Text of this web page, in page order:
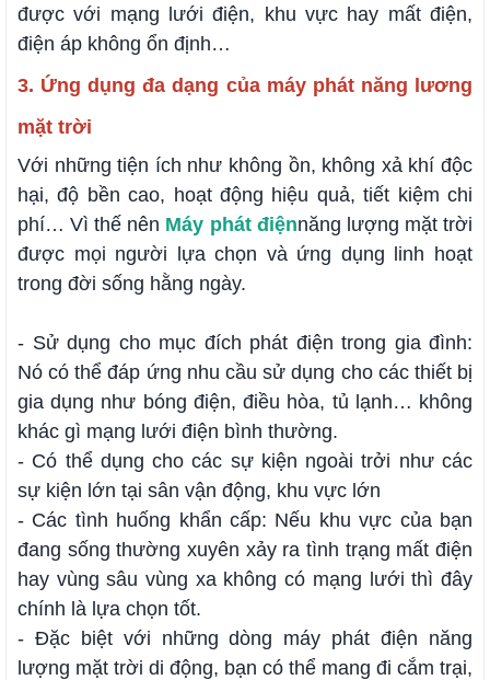
được với mạng lưới điện, khu vực hay mất điện,
điện áp không ổn định…
3. Ứng dụng đa dạng của máy phát năng lương
mặt trời
Với những tiện ích như không ồn, không xả khí độc
hại, độ bền cao, hoạt động hiệu quả, tiết kiệm chi
phí… Vì thế nên Máy phát điệnnăng lượng mặt trời
được mọi người lựa chọn và ứng dụng linh hoạt
trong đời sống hằng ngày.
- Sử dụng cho mục đích phát điện trong gia đình:
Nó có thể đáp ứng nhu cầu sử dụng cho các thiết bị
gia dụng như bóng điện, điều hòa, tủ lạnh… không
khác gì mạng lưới điện bình thường.
- Có thể dụng cho các sự kiện ngoài trởi như các
sự kiện lớn tại sân vận động, khu vực lớn
- Các tình huống khẩn cấp: Nếu khu vực của bạn
đang sống thường xuyên xảy ra tình trạng mất điện
hay vùng sâu vùng xa không có mạng lưới thì đây
chính là lựa chọn tốt.
- Đặc biệt với những dòng máy phát điện năng
lượng mặt trời di động, bạn có thể mang đi cắm trại,